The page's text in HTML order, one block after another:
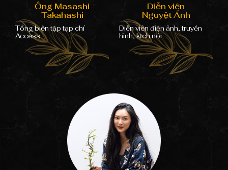
Ông Masashi
Takahashi
Tổng biên tập tạp chí
Access
Diễn viên
Nguyệt Ánh
Diễn viên điện ảnh, truyền
hình, kịch nói